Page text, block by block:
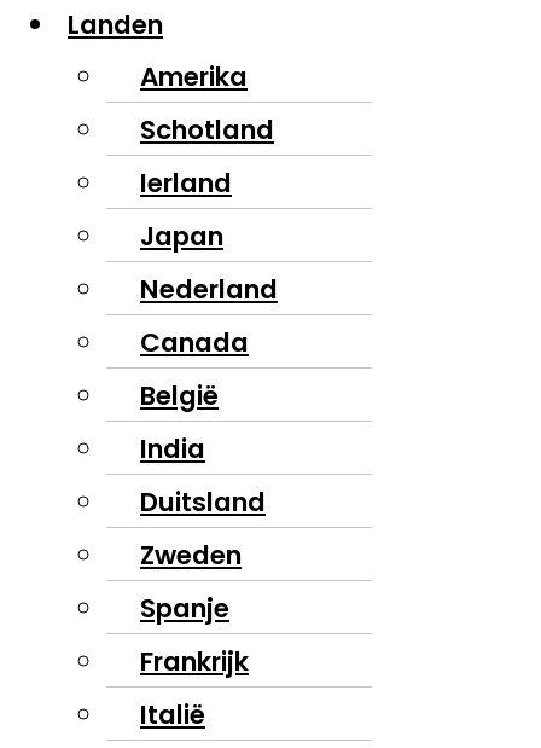
Landen
Amerika
Schotland
Ierland
Japan
Nederland
Canada
België
India
Duitsland
Zweden
Spanje
Frankrijk
Italië